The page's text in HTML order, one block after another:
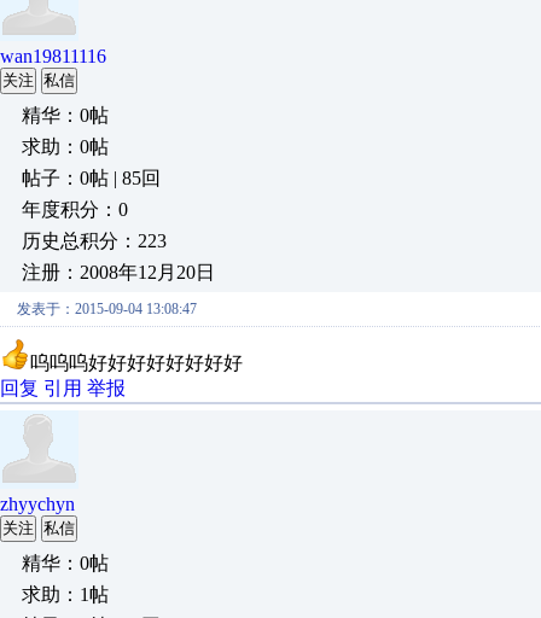
wan19811116
关注 私信
精华：0帖
求助：0帖
帖子：0帖 | 85回
年度积分：0
历史总积分：223
注册：2008年12月20日
发表于：2015-09-04 13:08:47
呜呜呜好好好好好好好好
回复 引用 举报
zhyychyn
关注 私信
精华：0帖
求助：1帖